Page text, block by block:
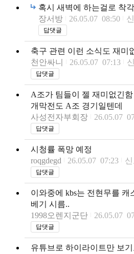
혹시 새벽에 하는걸로 착
장서방
26.05.07 08:50
답댓글
축구 관련 이런 소식도 재미
천안싸니
26.05.07 07:13
답댓글
A조가 팀들이 젤 재미없긴함
개막전도 A조 경기일텐데
사성전자부회장
26.05.07
답댓글
시청률 폭망 예정
roqgdegd
26.05.07 07:23
답댓글
이와중에 kbs는 전현무를 캐
베기 시름..
1998오렌지군단
26.05.07
답댓글
유튜브로 하이라이트만 보기